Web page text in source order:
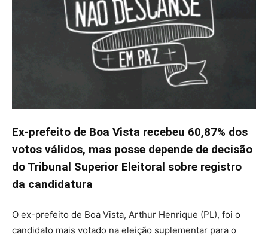
Ex-prefeito de Boa Vista recebeu 60,87% dos
votos válidos, mas posse depende de decisão
do Tribunal Superior Eleitoral sobre registro
da candidatura
O ex-prefeito de Boa Vista, Arthur Henrique (PL), foi o
candidato mais votado na eleição suplementar para o